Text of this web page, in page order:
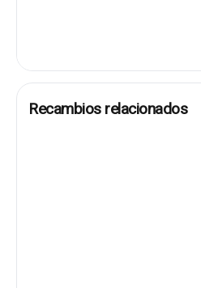
Recambios relacionados